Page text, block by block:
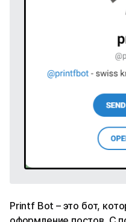
Printf Bot – это бот,